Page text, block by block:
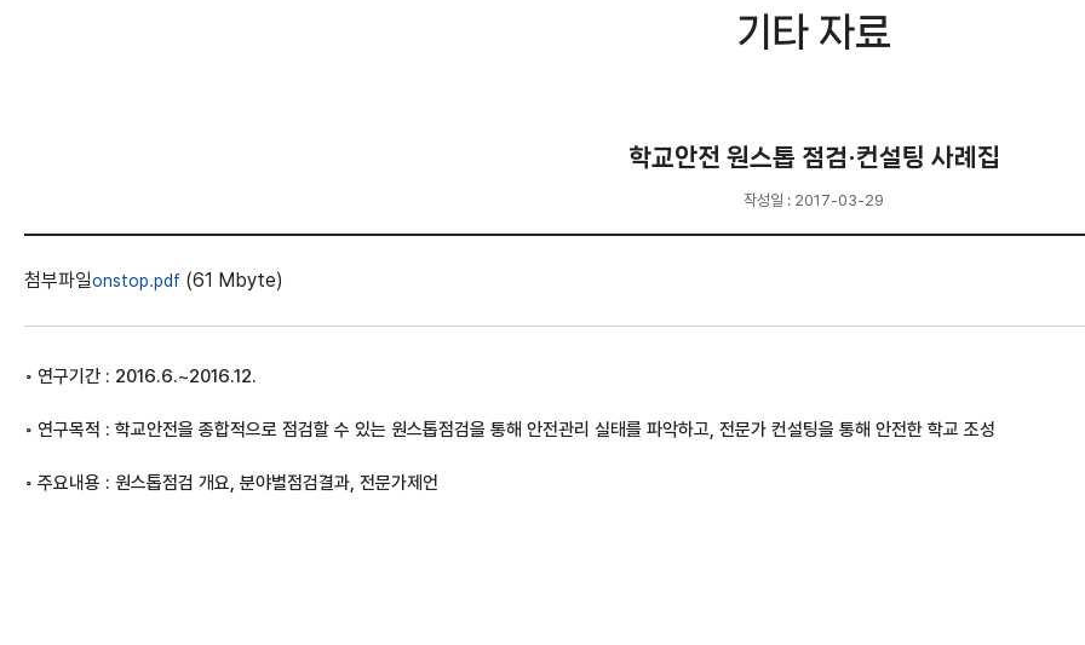
기타 자료
학교안전 원스톱 점검·컨설팅 사례집
작성일 : 2017-03-29
첨부파일onstop.pdf (61 Mbyte)
◦ 연구기간 : 2016.6.~2016.12.
◦ 연구목적 : 학교안전을 종합적으로 점검할 수 있는 원스톱점검을 통해 안전관리 실태를 파악하고, 전문가 컨설팅을 통해 안전한 학교 조성
◦ 주요내용 : 원스톱점검 개요, 분야별점검결과, 전문가제언